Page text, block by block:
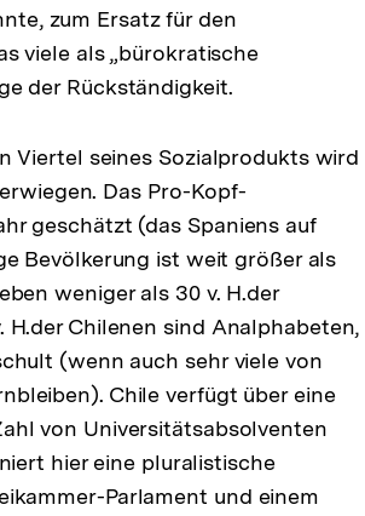
zum Ersatz für den
viele als „bürokratische
der Rückständigkeit.
Viertel seines Sozialprodukts wird
Das Pro-Kopf-
geschätzt (das Spaniens auf
Bevölkerung ist weit größer als
weniger als 30 v. H.der
Chilenen sind Analphabeten,
(wenn auch sehr viele von
Chile verfügt über eine
von Universitätsabsolventen
hier eine pluralistische
Parlament und einem